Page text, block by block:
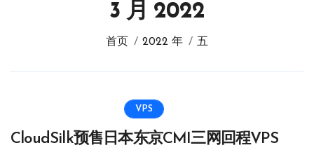
3 月 2022
首页 2022 年 五
VPS
CloudSilk预售日本东京CMI三网回程VPS